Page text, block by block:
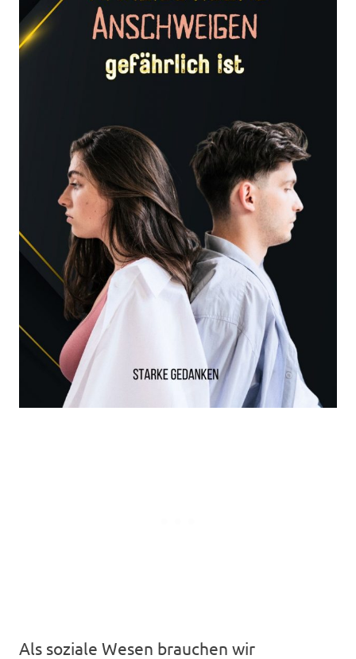
Als soziale Wesen brauchen wir